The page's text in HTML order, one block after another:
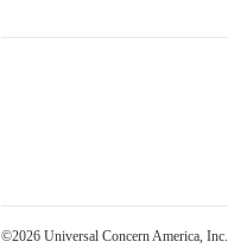
©2026 Universal Concern America, Inc.